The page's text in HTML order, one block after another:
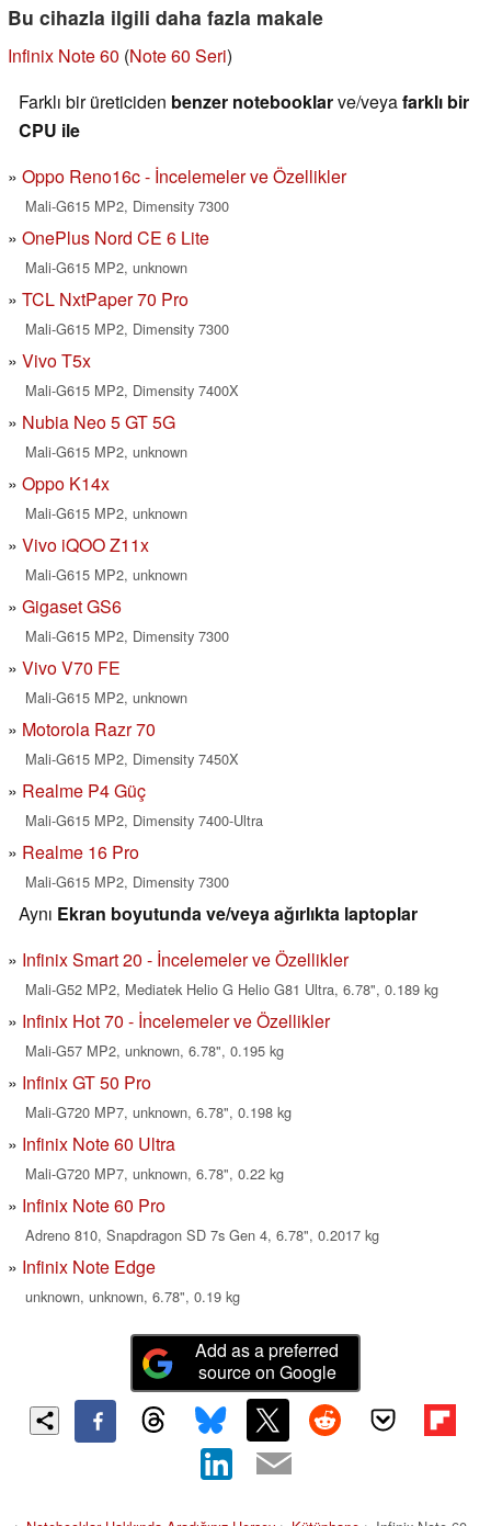
Bu cihazla ilgili daha fazla makale
Infinix Note 60 (Note 60 Seri)
Farklı bir üreticiden benzer notebooklarve/veyafarklı bir
CPU ile
Oppo Reno16c - İncelemeler ve Özellikler
Mali-G615 MP2, Dimensity 7300
OnePlus Nord CE 6 Lite
Mali-G615 MP2, unknown
TCL NxtPaper 70 Pro
Mali-G615 MP2, Dimensity 7300
Vivo T5x
Mali-G615 MP2, Dimensity 7400X
Nubia Neo 5 GT 5G
Mali-G615 MP2, unknown
Oppo K14x
Mali-G615 MP2, unknown
Vivo iQOO Z11x
Mali-G615 MP2, unknown
Gigaset GS6
Mali-G615 MP2, Dimensity 7300
Vivo V70 FE
Mali-G615 MP2, unknown
Motorola Razr 70
Mali-G615 MP2, Dimensity 7450X
Realme P4 Güç
Mali-G615 MP2, Dimensity 7400-Ultra
Realme 16 Pro
Mali-G615 MP2, Dimensity 7300
Aynı Ekran boyutunda ve/veya ağırlıkta laptoplar
Infinix Smart 20 - İncelemeler ve Özellikler
Mali-G52 MP2, Mediatek Helio G Helio G81 Ultra, 6.78", 0.189 kg
Infinix Hot 70 - İncelemeler ve Özellikler
Mali-G57 MP2, unknown, 6.78", 0.195 kg
Infinix GT 50 Pro
Mali-G720 MP7, unknown, 6.78", 0.198 kg
Infinix Note 60 Ultra
Mali-G720 MP7, unknown, 6.78", 0.22 kg
Infinix Note 60 Pro
Adreno 810, Snapdragon SD 7s Gen 4, 6.78", 0.2017 kg
Infinix Note Edge
unknown, unknown, 6.78", 0.19 kg
Add as a preferred
source on Google